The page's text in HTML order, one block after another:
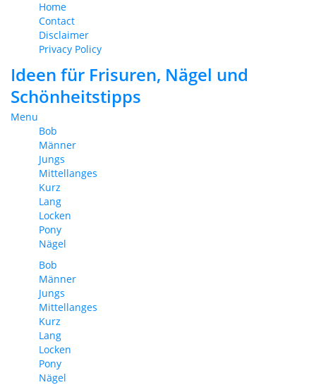
Home
Contact
Disclaimer
Privacy Policy
Ideen für Frisuren, Nägel und
Schönheitstipps
Menu
Bob
Männer
Jungs
Mittellanges
Kurz
Lang
Locken
Pony
Nägel
Bob
Männer
Jungs
Mittellanges
Kurz
Lang
Locken
Pony
Nägel